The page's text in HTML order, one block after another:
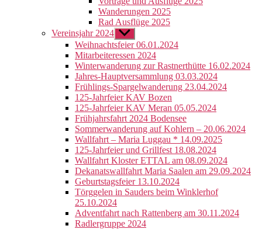
Wanderungen 2025
Rad Ausflüge 2025
Vereinsjahr 2024 Untermenü
anzeigen
Weihnachtsfeier 06.01.2024
Mitarbeiteressen 2024
Winterwanderung zur Rastnerthütte 16.02.2024
Jahres-Hauptversammlung 03.03.2024
Frühlings-Spargelwanderung 23.04.2024
125-Jahrfeier KAV Bozen
125-Jahrfeier KAV Meran 05.05.2024
Frühjahrsfahrt 2024 Bodensee
Sommerwanderung auf Kohlern – 20.06.2024
Wallfahrt – Maria Luggau * 14.09.2025
125-Jahrfeier und Grillfest 18.08.2024
Wallfahrt Kloster ETTAL am 08.09.2024
Dekanatswallfahrt Maria Saalen am 29.09.2024
Geburtstagsfeier 13.10.2024
Törggelen in Sauders beim Winklerhof
25.10.2024
Adventfahrt nach Rattenberg am 30.11.2024
Radlergruppe 2024